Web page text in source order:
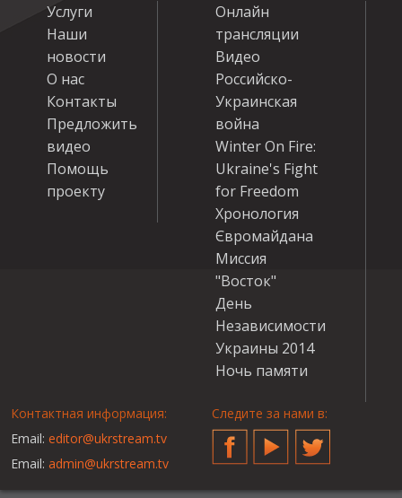
Услуги
Наши
новости
О нас
Контакты
Предложить
видео
Помощь
проекту
Онлайн
трансляции
Видео
Российско-
Украинская
война
Winter On Fire:
Ukraine's Fight
for Freedom
Хронология
Євромайдана
Миссия
"Восток"
День
Независимости
Украины 2014
Ночь памяти
Контактная информация:
Email: editor@ukrstream.tv
Email: admin@ukrstream.tv
Следите за нами в:
FacebookYouTubeTwitter